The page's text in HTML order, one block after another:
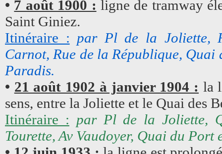
• 7 août 1900 : ligne de tramway
Saint Giniez.
Itinéraire : par Pl de la Joliette,
Carnot, Rue de la République, Quai
Paradis.
• 21 août 1902 à janvier 1904 : la
sens, entre la Joliette et le Quai des
Itinéraire : par Pl de la Joliette,
Tourette, Av Vaudoyer, Quai du Port